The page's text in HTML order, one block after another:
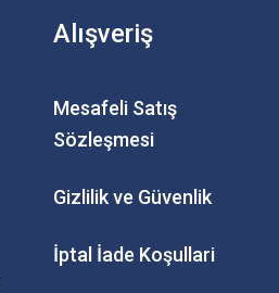
Alışveriş
Mesafeli Satış
Sözleşmesi
Gizlilik ve Güvenlik
İptal İade Koşullari